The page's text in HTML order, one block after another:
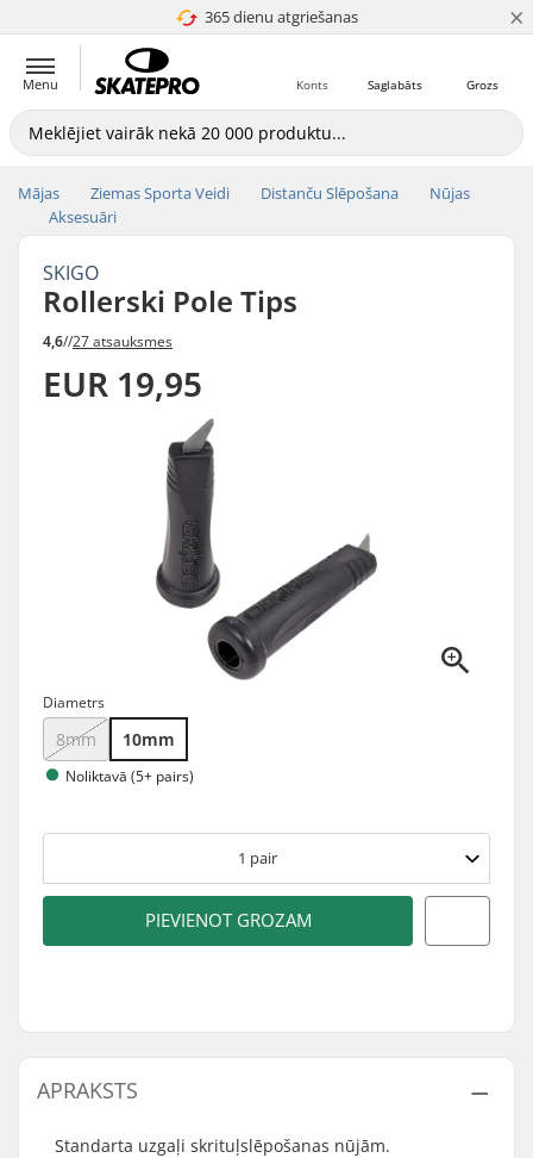
365 dienu atgriešanas
4.8 no 5 ×
Menu Grozs
Saglabāts
Konts
Mājas Ziemas Sporta Veidi Distanču Slēpošana
Nūjas
Aksesuāri
SKIGO
Rollerski Pole Tips
4,6//27 atsauksmes
EUR 19,95
Diametrs
8mm 10mm
Noliktavā (5+ pairs)
1 pair
PIEVIENOT GROZAM
APRAKSTS
Standarta uzgaļi skrituļslēpošanas nūjām.